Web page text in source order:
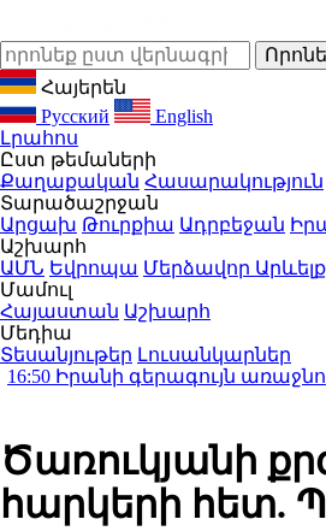
Հայերեն
Русский
English
Լրահոս
Ըստ թեմաների
Քաղաքական Հասարակություն
Տարածաշրջան
Արցախ Թուրքիա Ադրբեջան
Աշխարհ
ԱՄՆ Եվրոպա Մերձավոր Արևելք
Մամուլ
Հայաստան Աշխարհ
Մեդիա
Տեսանյութեր Լուսանկարներ
գերագույն առաջնորդ
Ծառուկյանի
հարկերի հետ.